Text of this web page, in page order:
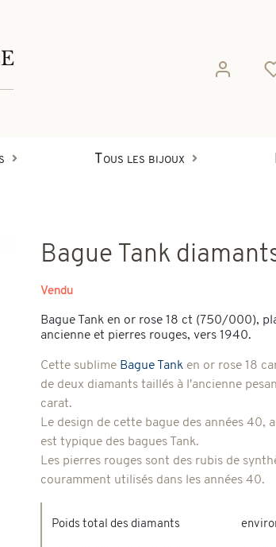
Tous les bijoux
Bague Tank
Vendu
Bague Tank en or rose 18 ct (750/000),
ancienne et pierres rouges, vers 1940.
Cette sublime Bague Tank en or rose 18
de deux diamants taillés à l'ancienne
carat.
Le design de cette bague des années 40,
est typique des bagues Tank.
Les pierres rouges sont des rubis de
couramment utilisés dans les années 40.
Poids total des diamants